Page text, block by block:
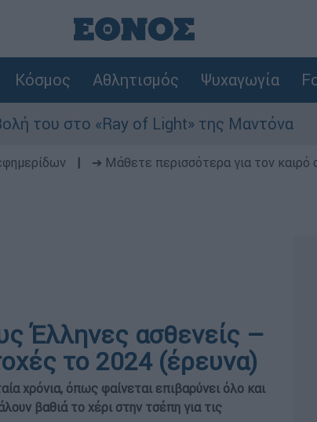
Κόσμος Αθλητισμός Ψυχαγωγία
«Ray of Light» της Μαντόνα
➔ Μάθετε περισσότερα για τον καιρό
Έλληνες ασθενείς –
το 2024 (έρευνα)
χρόνια, όπως φαίνεται επιβαρύνει όλο και
βαθιά το χέρι στην τσέπη για τις